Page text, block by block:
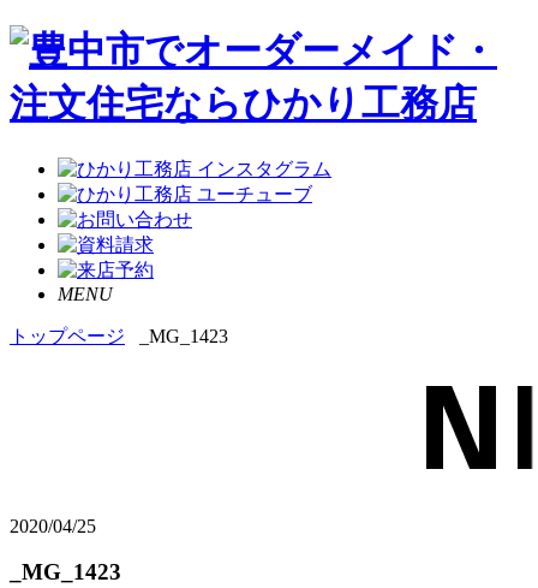
MENU
トップページ _MG_1423
2020/04/25
_MG_1423